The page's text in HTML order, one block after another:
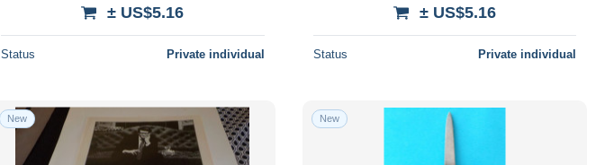
± US$5.16
Status Private individual
± US$5.16
Status Private individual
New New